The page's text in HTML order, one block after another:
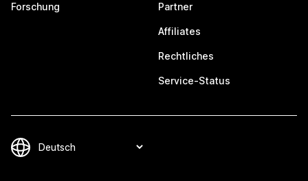
Forschung Partner
Affiliates
Rechtliches
Service-Status